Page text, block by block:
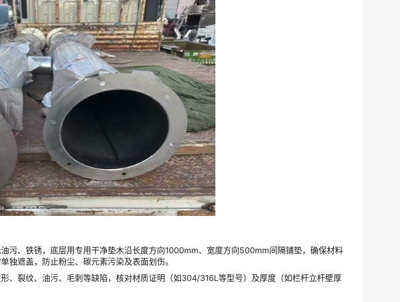
污、铁锈，底层用专用干净垫木沿长度方向1000mm、宽度方向500mm间隔铺垫，确保材料
独遮盖，防止粉尘、碳元素污染及表面划伤。
、裂纹、油污、毛刺等缺陷，核对材质证明（如304/316L等型号）及厚度（如栏杆立杆壁厚